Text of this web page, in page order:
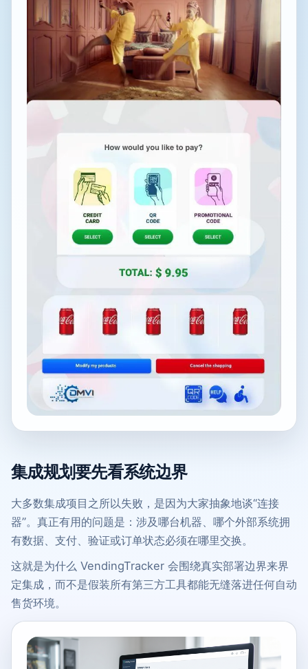
集成规划要先看系统边界
大多数集成项目之所以失败，是因为大家抽象地谈“连接
器”。真正有用的问题是：涉及哪台机器、哪个外部系统拥
有数据、支付、验证或订单状态必须在哪里交换。
这就是为什么 VendingTracker 会围绕真实部署边界来界
定集成，而不是假装所有第三方工具都能无缝落进任何自动
售货环境。